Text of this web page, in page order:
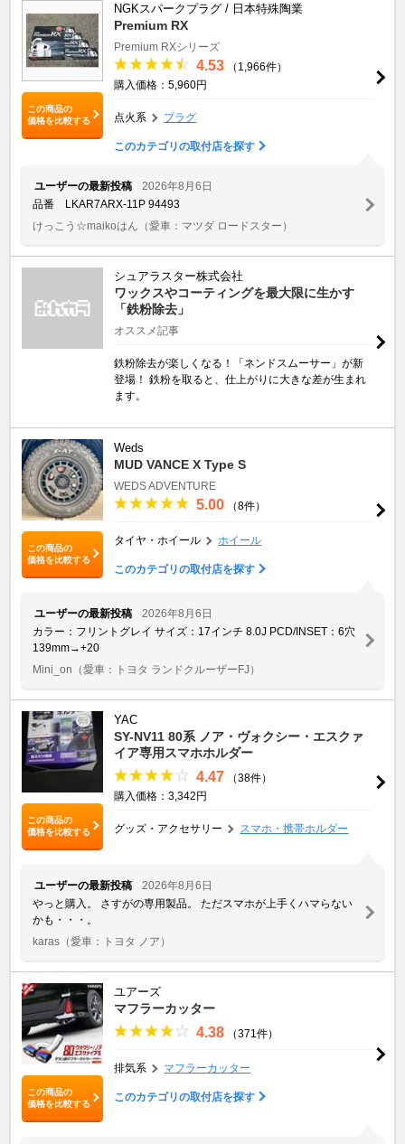
この商品の
価格を比較する
NGKスパークプラグ / 日本特殊陶業
Premium RX
Premium RXシリーズ
4.53
（1,966件）
購入価格：5,960円
点火系 プラグ
このカテゴリの取付店を探す
ユーザーの最新投稿
2026年8月6日
品番 LKAR7ARX-11P 94493
けっこう☆maikoはん （愛車：マツダ ロードスター）
シュアラスター株式会社
ワックスやコーティングを最大限に生かす
「鉄粉除去」
オススメ記事
鉄粉除去が楽しくなる！「ネンドスムーサー」が新
登場！ 鉄粉を取ると、仕上がりに大きな差が生まれ
ます。
この商品の
価格を比較する
Weds
MUD VANCE X Type S
WEDS ADVENTURE
5.00 （8件）
タイヤ・ホイール ホイール
このカテゴリの取付店を探す
ユーザーの最新投稿
2026年8月6日
カラー：フリントグレイ サイズ：17インチ 8.0J PCD/INSET：6穴
139mm→+20
Mini_on （愛車：トヨタ ランドクルーザーFJ）
この商品の
価格を比較する
YAC
SY-NV11 80系 ノア・ヴォクシー・エスクァ
イア専用スマホホルダー
4.47
（38件）
購入価格：3,342円
グッズ・アクセサリー スマホ・携帯ホルダー
ユーザーの最新投稿
2026年8月6日
やっと購入。 さすがの専用製品。 ただスマホが上手くハマらない
かも・・・。
karas （愛車：トヨタ ノア）
この商品の
価格を比較する
ユアーズ
マフラーカッター
4.38 （371件）
排気系 マフラーカッター
このカテゴリの取付店を探す